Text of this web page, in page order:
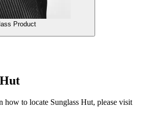
Product
how to locate Sunglass Hut, please visit